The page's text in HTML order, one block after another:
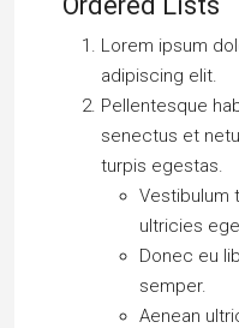
Lorem ipsum
adipiscing elit.
Pellentesque
senectus et
turpis egestas.
Vestibulum
ultricies
Donec eu
semper.
Aenean